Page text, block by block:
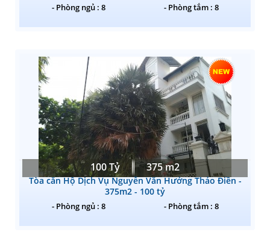
- Phòng ngủ : 8 - Phòng tắm : 8
100 Tỷ 375 m2
Tòa căn Hộ Dịch Vụ Nguyễn Văn Hưởng Thảo Điền -
375m2 - 100 tỷ
- Phòng ngủ : 8 - Phòng tắm : 8